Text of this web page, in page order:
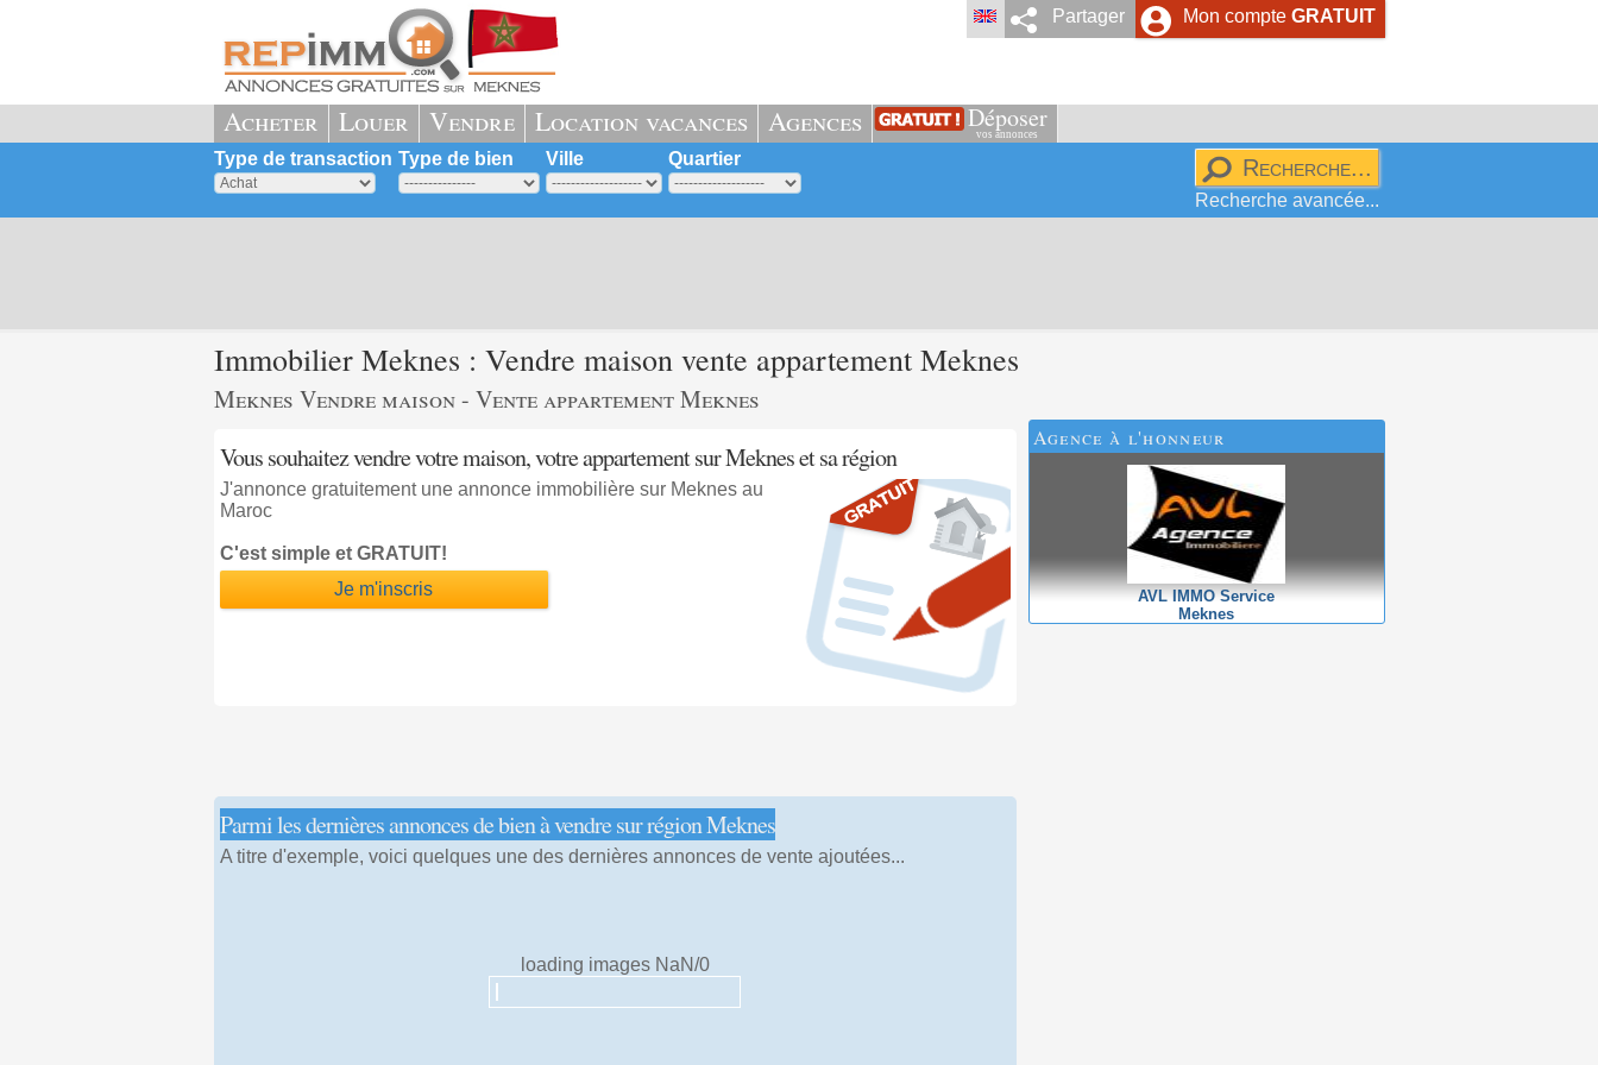
Mon compte GRATUIT
Partager
Acheter Louer Vendre Location vacances Agences Déposer
vos annonces
Type de transaction Type de bien Ville Quartier
Recherche avancée...
Immobilier Meknes : Vendre maison vente appartement Meknes
Meknes Vendre maison - Vente appartement Meknes
Vous souhaitez vendre votre maison, votre appartement sur Meknes et sa région
J'annonce gratuitement une annonce immobilière sur Meknes au
Maroc
C'est simple et GRATUIT!
Je m'inscris
Parmi les dernières annonces de bien à vendre sur région Meknes
A titre d'exemple, voici quelques une des dernières annonces de vente ajoutées...
loading images NaN/0
Agence à l'honneur
AVL IMMO Service
Meknes